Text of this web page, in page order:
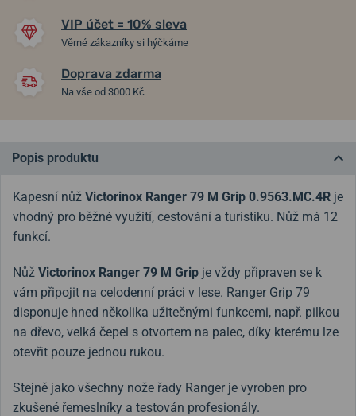
VIP účet = 10% sleva
Věrné zákazníky si hýčkáme
Doprava zdarma
Na vše od 3000 Kč
Popis produktu
Kapesní nůž Victorinox Ranger 79 M Grip 0.9563.MC.4R je
vhodný pro běžné využití, cestování a turistiku. Nůž má 12
funkcí.
Nůž Victorinox Ranger 79 M Grip je vždy připraven se k
vám připojit na celodenní práci v lese. Ranger Grip 79
disponuje hned několika užitečnými funkcemi, např. pilkou
na dřevo, velká čepel s otvortem na palec, díky kterému lze
otevřit pouze jednou rukou.
Stejně jako všechny nože řady Ranger je vyroben pro
zkušené řemeslníky a testován profesionály.